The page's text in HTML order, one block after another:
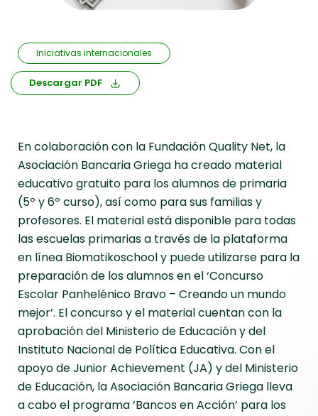
Iniciativas internacionales
Descargar PDF
En colaboración con la Fundación Quality Net, la
Asociación Bancaria Griega ha creado material
educativo gratuito para los alumnos de primaria
(5º y 6º curso), así como para sus familias y
profesores. El material está disponible para todas
las escuelas primarias a través de la plataforma
en línea Biomatikoschool y puede utilizarse para la
preparación de los alumnos en el ‘Concurso
Escolar Panhelénico Bravo – Creando un mundo
mejor’. El concurso y el material cuentan con la
aprobación del Ministerio de Educación y del
Instituto Nacional de Política Educativa. Con el
apoyo de Junior Achievement (JA) y del Ministerio
de Educación, la Asociación Bancaria Griega lleva
a cabo el programa ‘Bancos en Acción’ para los